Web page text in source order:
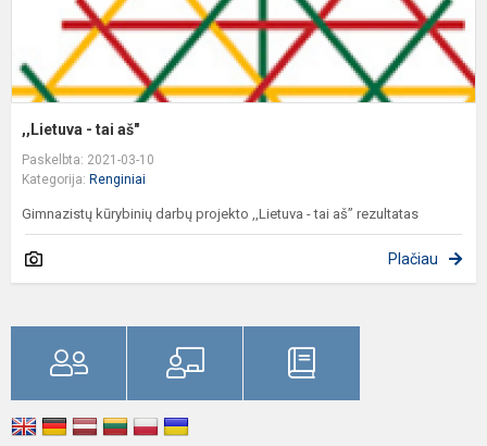
,,Lietuva - tai aš"
Paskelbta: 2021-03-10
Kategorija: Renginiai
Gimnazistų kūrybinių darbų projekto ,,Lietuva - tai aš” rezultatas
Plačiau